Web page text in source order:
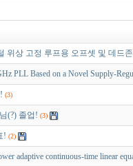
위상 고정 루프용 오프셋 및 데드
PLL Based on a Novel Supply-
(3)
(?) 졸업! (3)
! (2)
adaptive continuous-time linear